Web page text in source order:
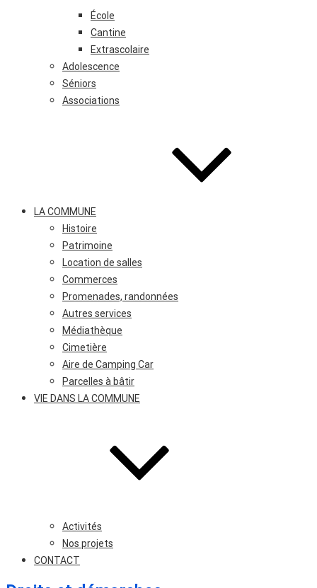
École
Cantine
Extrascolaire
Adolescence
Séniors
Associations
LA COMMUNE
Histoire
Patrimoine
Location de salles
Commerces
Promenades, randonnées
Autres services
Médiathèque
Cimetière
Aire de Camping Car
Parcelles à bâtir
VIE DANS LA COMMUNE
Activités
Nos projets
CONTACT